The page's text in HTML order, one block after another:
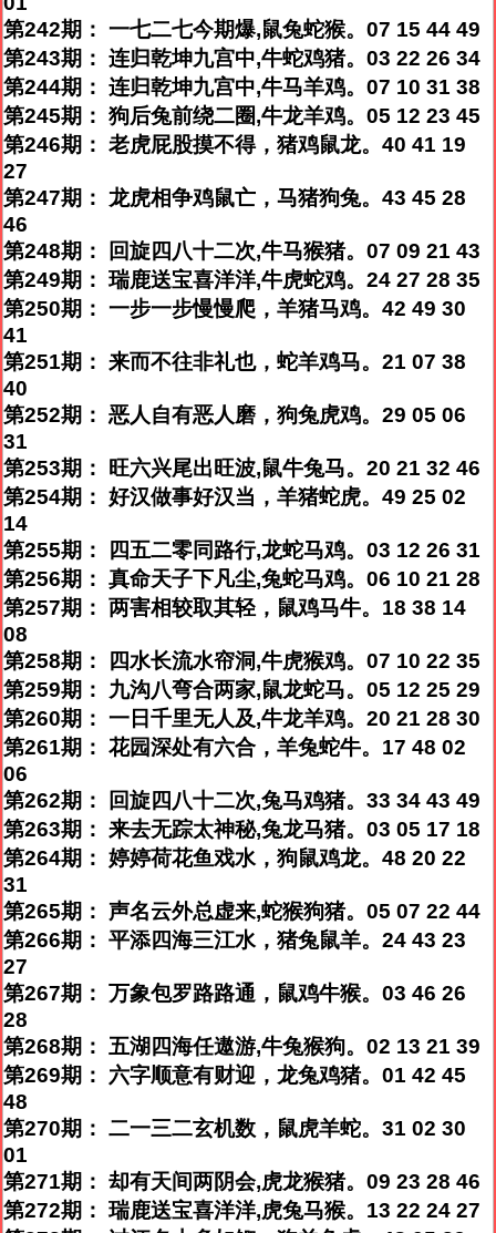
第242期： 一七二七今期爆,鼠兔蛇猴。07 15 44 49
第243期： 连归乾坤九宫中,牛蛇鸡猪。03 22 26 34
第244期： 连归乾坤九宫中,牛马羊鸡。07 10 31 38
第245期： 狗后兔前绕二圈,牛龙羊鸡。05 12 23 45
第246期： 老虎屁股摸不得，猪鸡鼠龙。40 41 19
27
第247期： 龙虎相争鸡鼠亡，马猪狗兔。43 45 28
46
第248期： 回旋四八十二次,牛马猴猪。07 09 21 43
第249期： 瑞鹿送宝喜洋洋,牛虎蛇鸡。24 27 28 35
第250期： 一步一步慢慢爬，羊猪马鸡。42 49 30
41
第251期： 来而不往非礼也，蛇羊鸡马。21 07 38
40
第252期： 恶人自有恶人磨，狗兔虎鸡。29 05 06
31
第253期： 旺六兴尾出旺波,鼠牛兔马。20 21 32 46
第254期： 好汉做事好汉当，羊猪蛇虎。49 25 02
14
第255期： 四五二零同路行,龙蛇马鸡。03 12 26 31
第256期： 真命天子下凡尘,兔蛇马鸡。06 10 21 28
第257期： 两害相较取其轻，鼠鸡马牛。18 38 14
08
第258期： 四水长流水帘洞,牛虎猴鸡。07 10 22 35
第259期： 九沟八弯合两家,鼠龙蛇马。05 12 25 29
第260期： 一日千里无人及,牛龙羊鸡。20 21 28 30
第261期： 花园深处有六合，羊兔蛇牛。17 48 02
06
第262期： 回旋四八十二次,兔马鸡猪。33 34 43 49
第263期： 来去无踪太神秘,兔龙马猪。03 05 17 18
第264期： 婷婷荷花鱼戏水，狗鼠鸡龙。48 20 22
31
第265期： 声名云外总虚来,蛇猴狗猪。05 07 22 44
第266期： 平添四海三江水，猪兔鼠羊。24 43 23
27
第267期： 万象包罗路路通，鼠鸡牛猴。03 46 26
28
第268期： 五湖四海任遨游,牛兔猴狗。02 13 21 39
第269期： 六字顺意有财迎，龙兔鸡猪。01 42 45
48
第270期： 二一三二玄机数，鼠虎羊蛇。31 02 30
01
第271期： 却有天间两阴会,虎龙猴猪。09 23 28 46
第272期： 瑞鹿送宝喜洋洋,虎兔马猴。13 22 24 27